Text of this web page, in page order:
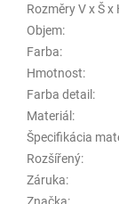
Rozměry V x Š x
Objem:
Farba:
Hmotnost:
Farba detail :
Materiál :
Špecifikácia
Rozšířený:
Záruka: